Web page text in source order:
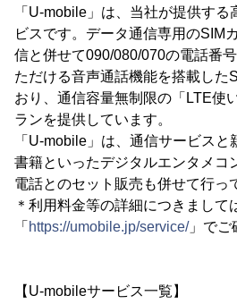
「U-mobile」は、当社が提供す
ビスです。データ通信専用のSIM
信と併せて090/080/070の電話番
ただける音声通話機能を搭載した
おり、通信容量無制限の「LTE使
ランを提供しています。
「U-mobile」は、通信サービスと
書籍といったデジタルエンタメコ
電話とのセット販売も併せて行っ
＊利用料金等の詳細につきまして
「 https://umobile.jp/service/」でご
【U-mobileサービス一覧】